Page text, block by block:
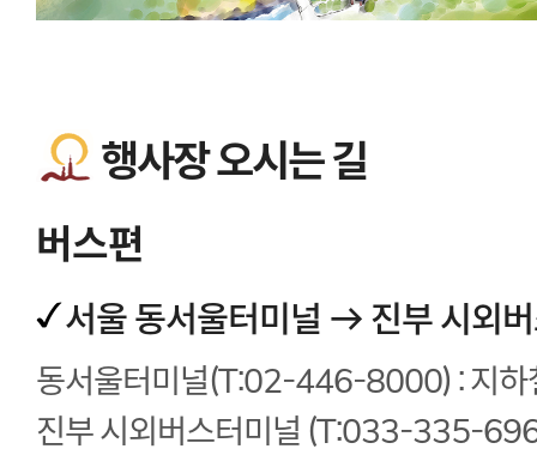
행사장 오시는 길
버스편
서울 동서울터미널 → 진부 시외
동서울터미널(T:02-446-8000) : 지하
진부 시외버스터미널 (T:033-335-